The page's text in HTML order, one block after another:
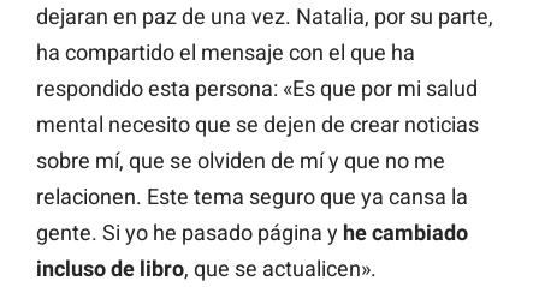
dejaran en paz de una vez. Natalia, por su parte,
ha compartido el mensaje con el que ha
respondido esta persona: «Es que por mi salud
mental necesito que se dejen de crear noticias
sobre mí, que se olviden de mí y que no me
relacionen. Este tema seguro que ya cansa la
gente. Si yo he pasado página y he cambiado
incluso de libro, que se actualicen».